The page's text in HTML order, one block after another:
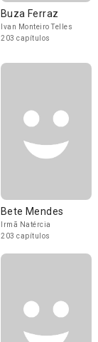
Buza Ferraz
Ivan Monteiro Telles
203 capítulos
Bete Mendes
Irmã Natércia
203 capítulos